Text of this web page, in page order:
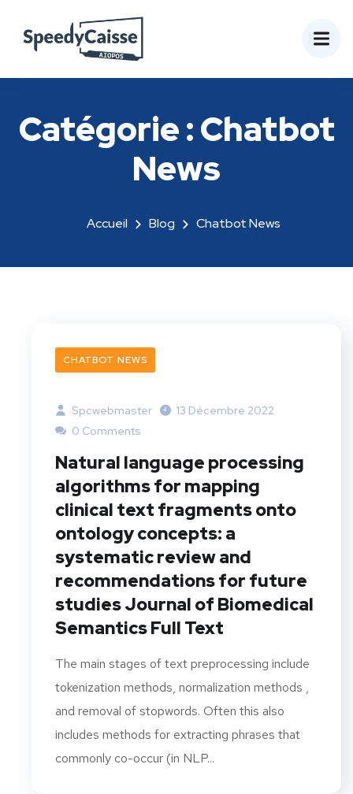
Catégorie :Chatbot
News
Accueil Blog Chatbot News
CHATBOT NEWS
Spcwebmaster
13 Décembre 2022
0 Comments
Natural language processing
algorithms for mapping
clinical text fragments onto
ontology concepts: a
systematic review and
recommendations for future
studies Journal of Biomedical
Semantics Full Text
The main stages of text preprocessing include
tokenization methods, normalization methods ,
and removal of stopwords. Often this also
includes methods for extracting phrases that
commonly co-occur (in NLP...